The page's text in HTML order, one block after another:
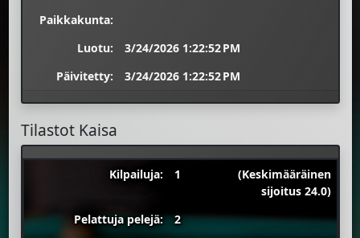
Paikkakunta:
Luotu:
3/24/2026 1:22:52 PM
Päivitetty:
3/24/2026 1:22:52 PM
Tilastot Kaisa
Kilpailuja: 1
(Keskimääräinen
sijoitus 24.0)
Pelattuja pelejä:
2